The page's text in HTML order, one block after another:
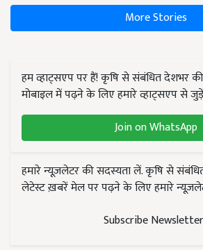
More Stories
हम व्हाट्सएप पर हैं! कृषि से संबंधित देशभर
मोबाइल में पढ़ने के लिए हमारे व्हाट्सएप से
Join on WhatsApp
हमारे न्यूज़लेटर की सदस्यता लें. कृषि से
लेटेस्ट ख़बरें मेल पर पढ़ने के लिए हमारे
Subscribe